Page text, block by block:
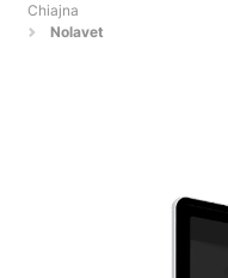
Chiajna
Nolavet